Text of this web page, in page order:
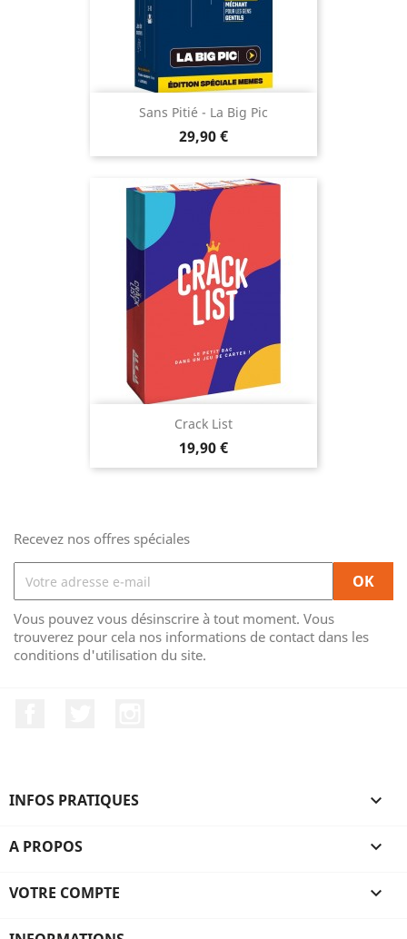
Sans Pitié - La Big Pic
Prix
29,90 €
Crack List
Prix
19,90 €
Recevez nos offres spéciales
Vous pouvez vous désinscrire à tout moment. Vous
trouverez pour cela nos informations de contact dans les
conditions d'utilisation du site.
INFOS PRATIQUES 
A PROPOS 
VOTRE COMPTE 